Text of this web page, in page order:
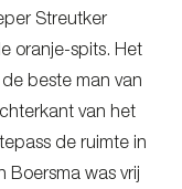
Streutker
oranje-spits. Het
beste man van
van het
de ruimte in
Boersma was vrij